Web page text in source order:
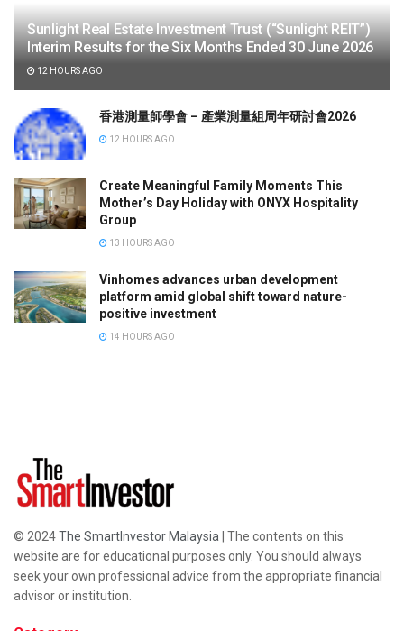
Sunlight Real Estate Investment Trust (“Sunlight REIT”)
Interim Results for the Six Months Ended 30 June 2026
12 HOURS AGO
香港測量師學會 – 產業測量組周年研討會2026
12 HOURS AGO
Create Meaningful Family Moments This
Mother’s Day Holiday with ONYX Hospitality
Group
13 HOURS AGO
Vinhomes advances urban development
platform amid global shift toward nature-
positive investment
14 HOURS AGO
© 2024The SmartInvestor Malaysia | The contents on this
website are for educational purposes only. You should always
seek your own professional advice from the appropriate financial
advisor or institution.